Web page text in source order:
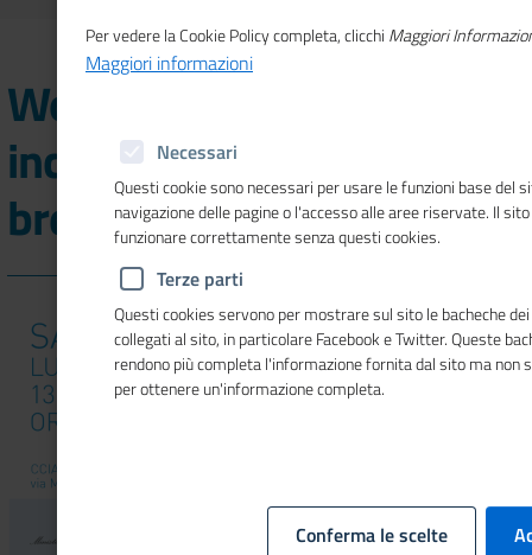
Workshop MISE sugli
incentivi per valorizzare
brevetti, marchi e disegni
Per vedere la Cookie Policy completa, clicchi Maggiori
Maggiori informazioni
Necessari
Questi cookie sono necessari per usare le funzioni base del
navigazione delle pagine o l'accesso alle aree riservate. Il
funzionare correttamente senza questi cookies.
Terze parti
Questi cookies servono per mostrare sul sito le bacheche
collegati al sito, in particolare Facebook e Twitter. Queste
rendono più completa l'informazione fornita dal sito ma non
per ottenere un'informazione completa.
Conferma le scelte